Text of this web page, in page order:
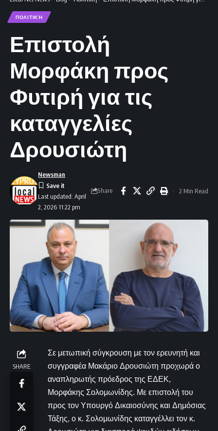
ΠΟΛΙΤΙΚΉ
Επιστολή
Μορφάκη προς
Φυτιρή για τις
καταγγελίες
Δρουσιώτη
Last updated: April
2, 2026 11:22 pm
Newsman
Share 2 Min Read
SHARE
Σε μετωπική σύγκρουση με τον ερευνητή και
συγγραφέα Μακάριο Δρουσιώτη προχωρά ο
αναπληρωτής πρόεδρος της ΕΔΕΚ,
Μορφάκης Σολομωνίδης. Με επιστολή του
προς τον Υπουργό Δικαιοσύνης και Δημόσιας
Τάξης, ο κ. Σολομωνίδης καταγγέλλει τον κ.